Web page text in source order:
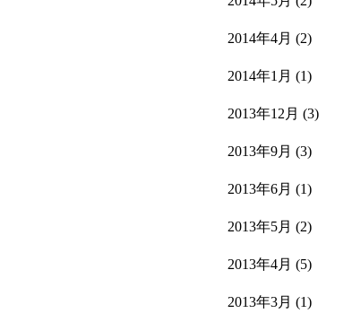
2014年4月 (2)
2014年1月 (1)
2013年12月 (3)
2013年9月 (3)
2013年6月 (1)
2013年5月 (2)
2013年4月 (5)
2013年3月 (1)